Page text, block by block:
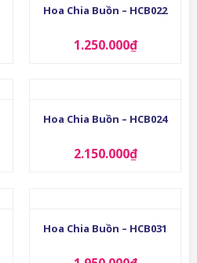
Hoa Chia Buồn – HCB022
1.250.000₫
Hoa Chia Buồn – HCB024
2.150.000₫
Hoa Chia Buồn – HCB031